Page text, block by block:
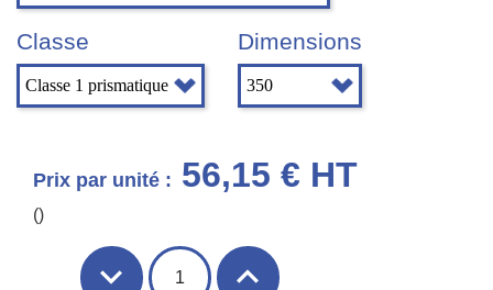
Classe Dimensions
Prix par unité : 56,15 € HT
()